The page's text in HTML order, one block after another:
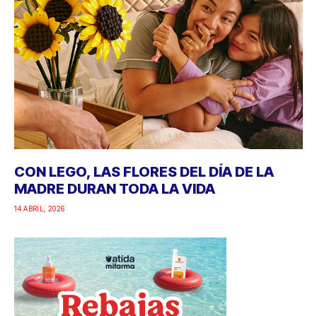
CON LEGO, LAS FLORES DEL DÍA DE LA
MADRE DURAN TODA LA VIDA
14 ABRIL, 2026